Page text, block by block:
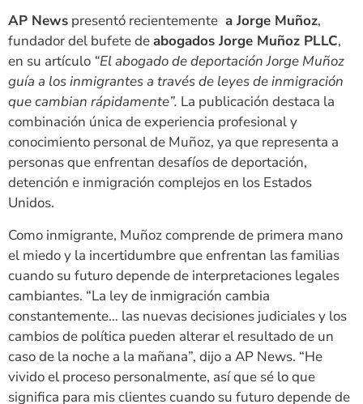
AP News presentó recientemente a Jorge Muñoz,
fundador del bufete deabogados Jorge Muñoz PLLC,
en su artículo “El abogado de deportación Jorge Muñoz
guía a los inmigrantes a través de leyes de inmigración
que cambian rápidamente”. La publicación destaca la
combinación única de experiencia profesional y
conocimiento personal de Muñoz, ya que representa a
personas que enfrentan desafíos de deportación,
detención e inmigración complejos en los Estados
Unidos.
Como inmigrante, Muñoz comprende de primera mano
el miedo y la incertidumbre que enfrentan las familias
cuando su futuro depende de interpretaciones legales
cambiantes. “La ley de inmigración cambia
constantemente… las nuevas decisiones judiciales y los
cambios de política pueden alterar el resultado de un
caso de la noche a la mañana”, dijo a AP News. “He
vivido el proceso personalmente, así que sé lo que
significa para mis clientes cuando su futuro depende de